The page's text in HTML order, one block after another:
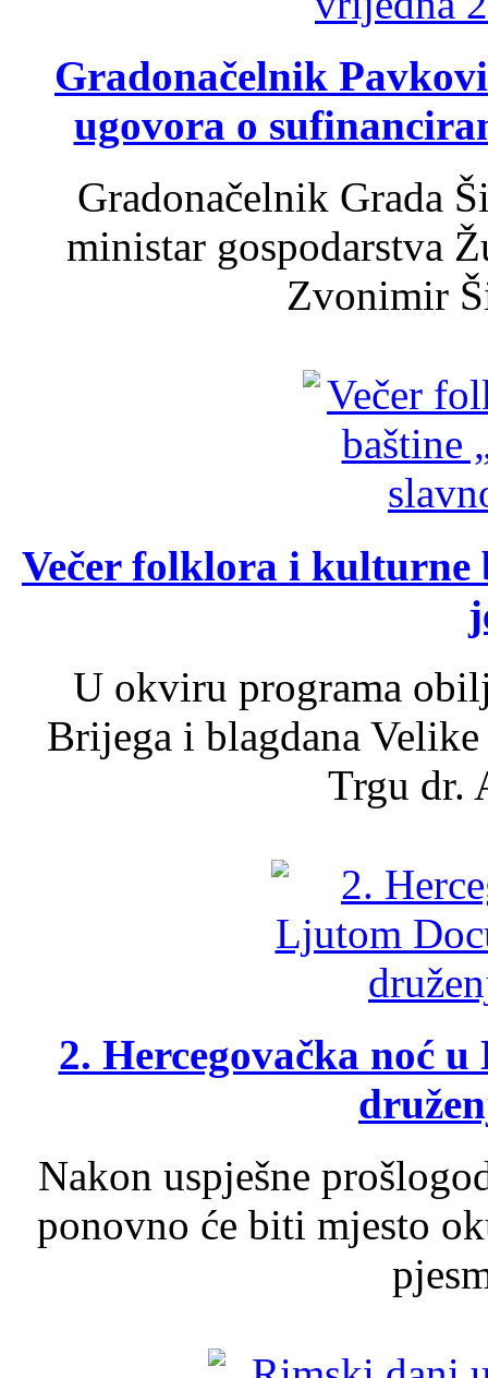
Gradonačelnik
ugovora o
Gradonačelnik Grada
ministar gospodarstva
Zvonimir
Večer folklora i kulturne
U okviru programa
Brijega i blagdana
Trgu dr.
2. Hercegovačka noć
Nakon uspješne
ponovno će biti mjesto